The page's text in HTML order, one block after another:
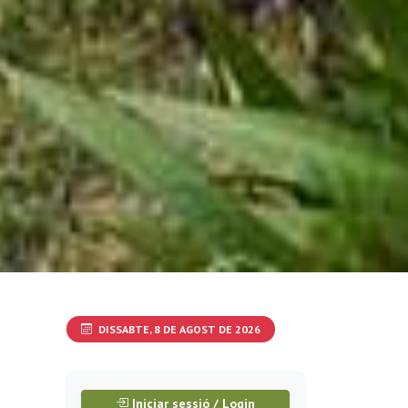
DISSABTE, 8 DE AGOST DE 2026
Iniciar sessió / Login